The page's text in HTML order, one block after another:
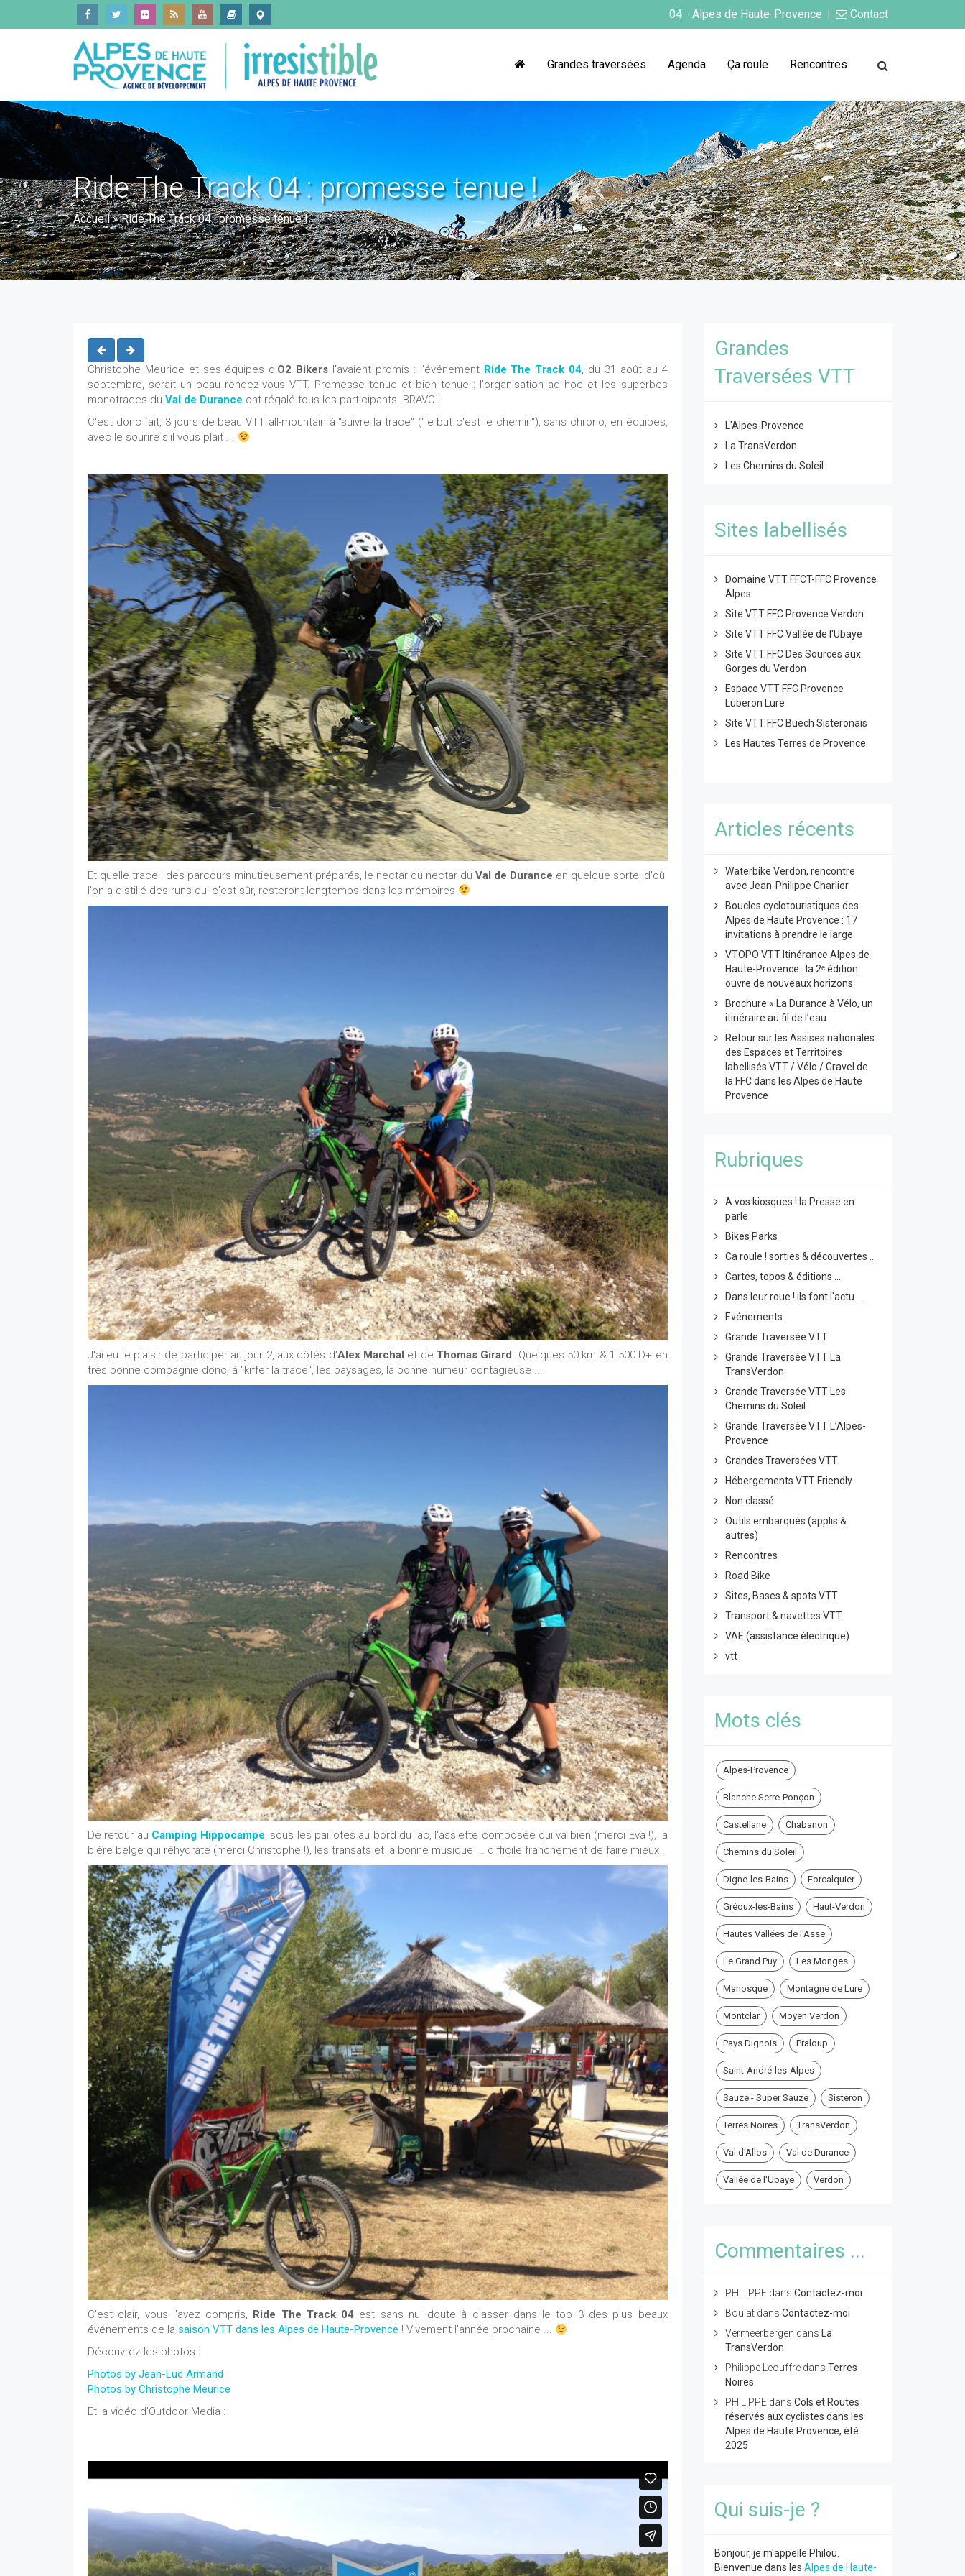
04 - Alpes de Haute-Provence Contact
Grandes traversées Agenda Ça roule Rencontres
Ride The Track 04 : promesse tenue !
Accueil»Ride The Track 04 : promesse tenue !
Christophe Meurice et ses équipes d'O2 Bikers l'avaient promis : l'événement Ride The Track 04, du 31 août au 4
septembre, serait un beau rendez-vous VTT. Promesse tenue et bien tenue : l'organisation ad hoc et les superbes
monotraces du Val de Durance ont régalé tous les participants. BRAVO !
C'est donc fait, 3 jours de beau VTT all-mountain à "suivre la trace" ("le but c'est le chemin"), sans chrono, en équipes,
avec le sourire s'il vous plait ...
Et quelle trace : des parcours minutieusement préparés, le nectar du nectar du Val de Durance en quelque sorte, d'où
l'on a distillé des runs qui c'est sûr, resteront longtemps dans les mémoires
J'ai eu le plaisir de participer au jour 2, aux côtés d'Alex Marchal et de Thomas Girard. Quelques 50 km & 1.500 D+ en
très bonne compagnie donc, à "kiffer la trace", les paysages, la bonne humeur contagieuse ...
De retour au Camping Hippocampe, sous les paillotes au bord du lac, l'assiette composée qui va bien (merci Eva !), la
bière belge qui réhydrate (merci Christophe !), les transats et la bonne musique ... difficile franchement de faire mieux !
C'est clair, vous l'avez compris, Ride The Track 04 est sans nul doute à classer dans le top 3 des plus beaux
événements de la saison VTT dans les Alpes de Haute-Provence ! Vivement l'année prochaine ...
Découvrez les photos :
Photos by Jean-Luc Armand
Photos by Christophe Meurice
Et la vidéo d'Outdoor Media :
Grandes
Traversées VTT
L'Alpes-Provence
La TransVerdon
Les Chemins du Soleil
Sites labellisés
Domaine VTT FFCT-FFC Provence
Alpes
Site VTT FFC Provence Verdon
Site VTT FFC Vallée de l'Ubaye
Site VTT FFC Des Sources aux
Gorges du Verdon
Espace VTT FFC Provence
Luberon Lure
Site VTT FFC Buëch Sisteronais
Les Hautes Terres de Provence
Articles récents
Waterbike Verdon, rencontre
avec Jean-Philippe Charlier
Boucles cyclotouristiques des
Alpes de Haute Provence : 17
invitations à prendre le large
VTOPO VTT Itinérance Alpes de
Haute-Provence : la 2ᵉ édition
ouvre de nouveaux horizons
Brochure « La Durance à Vélo, un
itinéraire au fil de l’eau
Retour sur les Assises nationales
des Espaces et Territoires
labellisés VTT / Vélo / Gravel de
la FFC dans les Alpes de Haute
Provence
Rubriques
A vos kiosques ! la Presse en
parle
Bikes Parks
Ca roule ! sorties & découvertes ...
Cartes, topos & éditions ...
Dans leur roue ! ils font l'actu ...
Evénements
Grande Traversée VTT
Grande Traversée VTT La
TransVerdon
Grande Traversée VTT Les
Chemins du Soleil
Grande Traversée VTT L’Alpes-
Provence
Grandes Traversées VTT
Hébergements VTT Friendly
Non classé
Outils embarqués (applis &
autres)
Rencontres
Road Bike
Sites, Bases & spots VTT
Transport & navettes VTT
VAE (assistance électrique)
vtt
Mots clés
Alpes-Provence
Blanche Serre-Ponçon
Castellane Chabanon
Chemins du Soleil
Digne-les-Bains Forcalquier
Gréoux-les-Bains Haut-Verdon
Hautes Vallées de l'Asse
Le Grand Puy Les Monges
Manosque Montagne de Lure
Montclar Moyen Verdon
Pays Dignois Praloup
Saint-André-les-Alpes
Sauze - Super Sauze Sisteron
Terres Noires TransVerdon
Val d'Allos Val de Durance
Vallée de l'Ubaye Verdon
Commentaires ...
PHILIPPEdans Contactez-moi
Boulatdans Contactez-moi
Vermeerbergen dans
La
TransVerdon
Philippe Leouffredans Terres
Noires
PHILIPPEdans Cols et Routes
réservés aux cyclistes dans les
Alpes de Haute Provence, été
2025
Qui suis-je ?
Bonjour, je m'appelle Philou.
Bienvenue dans les Alpes de Haute-